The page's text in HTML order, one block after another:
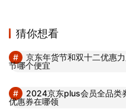
猜你想看
京东年货节和双十二优惠
节哪个便宜
2024京东plus会员全品类
优惠券在哪领